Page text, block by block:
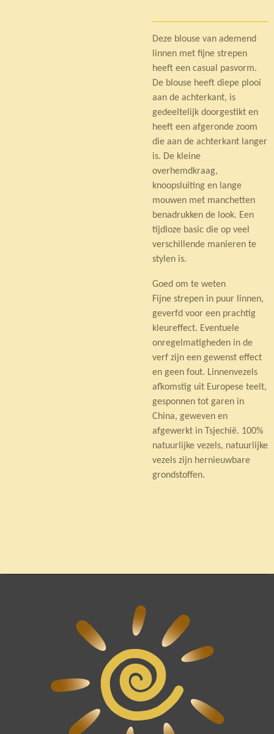
Deze blouse van ademend
linnen met fijne strepen
heeft een casual pasvorm.
De blouse heeft diepe plooi
aan de achterkant, is
gedeeltelijk doorgestikt en
heeft een afgeronde zoom
die aan de achterkant langer
is. De kleine
overhemdkraag,
knoopsluiting en lange
mouwen met manchetten
benadrukken de look. Een
tijdloze basic die op veel
verschillende manieren te
stylen is.
Goed om te weten
Fijne strepen in puur linnen,
geverfd voor een prachtig
kleureffect. Eventuele
onregelmatigheden in de
verf zijn een gewenst effect
en geen fout. Linnenvezels
afkomstig uit Europese teelt,
gesponnen tot garen in
China, geweven en
afgewerkt in Tsjechië. 100%
natuurlijke vezels, natuurlijke
vezels zijn hernieuwbare
grondstoffen.